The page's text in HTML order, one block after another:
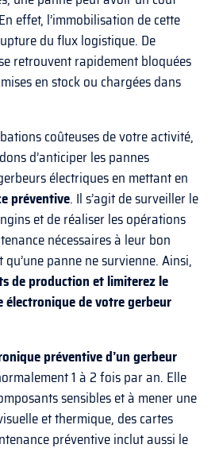
effet, l’immobilisation de cette
du flux logistique. De
retrouvent rapidement bloquées
en stock ou chargées dans
coûteuses de votre activité,
d’anticiper les pannes
électriques en mettant en
préventive. Il s’agit de surveiller le
et de réaliser les opérations
nécessaires à leur bon
panne ne survienne. Ainsi,
de production et limiterez le
électronique de votre gerbeur
préventive d’un gerbeur
1 à 2 fois par an. Elle
sensibles et à mener une
et thermique, des cartes
préventive inclut aussi le